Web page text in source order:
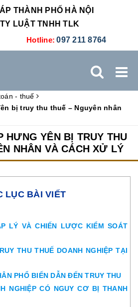
THÀNH PHỐ HÀ NỘI
LUẬT TNHH TLK
Hotline: 097 211 8764
XÚC TIẾN THƯƠNG MẠI
- thuế
bị truy thu thuế – Nguyên nhân
HƯNG YÊN BỊ TRUY THU
NHÂN VÀ CÁCH XỬ LÝ
LỤC BÀI VIẾT
LÝ VÀ CHIẾN LƯỢC KIỂM SOÁT
THU THUẾ DOANH NGHIỆP TẠI
PHỔ BIẾN DẪN ĐẾN TRUY THU
NGHIỆP CÓ NGUY CƠ BỊ THANH